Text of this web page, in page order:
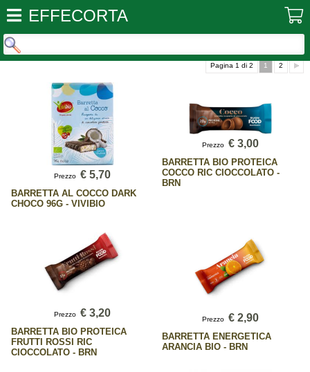
EFFECORTA
Pagina 1 di 2 1 2
Prezzo € 5,70
BARRETTA AL COCCO DARK
CHOCO 96G - VIVIBIO
Prezzo € 3,00
BARRETTA BIO PROTEICA
COCCO RIC CIOCCOLATO -
BRN
Prezzo € 3,20
BARRETTA BIO PROTEICA
FRUTTI ROSSI RIC
CIOCCOLATO - BRN
Prezzo € 2,90
BARRETTA ENERGETICA
ARANCIA BIO - BRN